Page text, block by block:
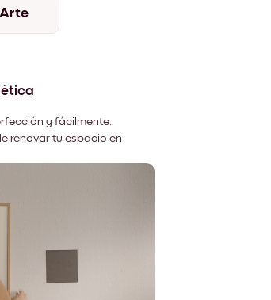
y fácilmente.
renovar tu espacio en